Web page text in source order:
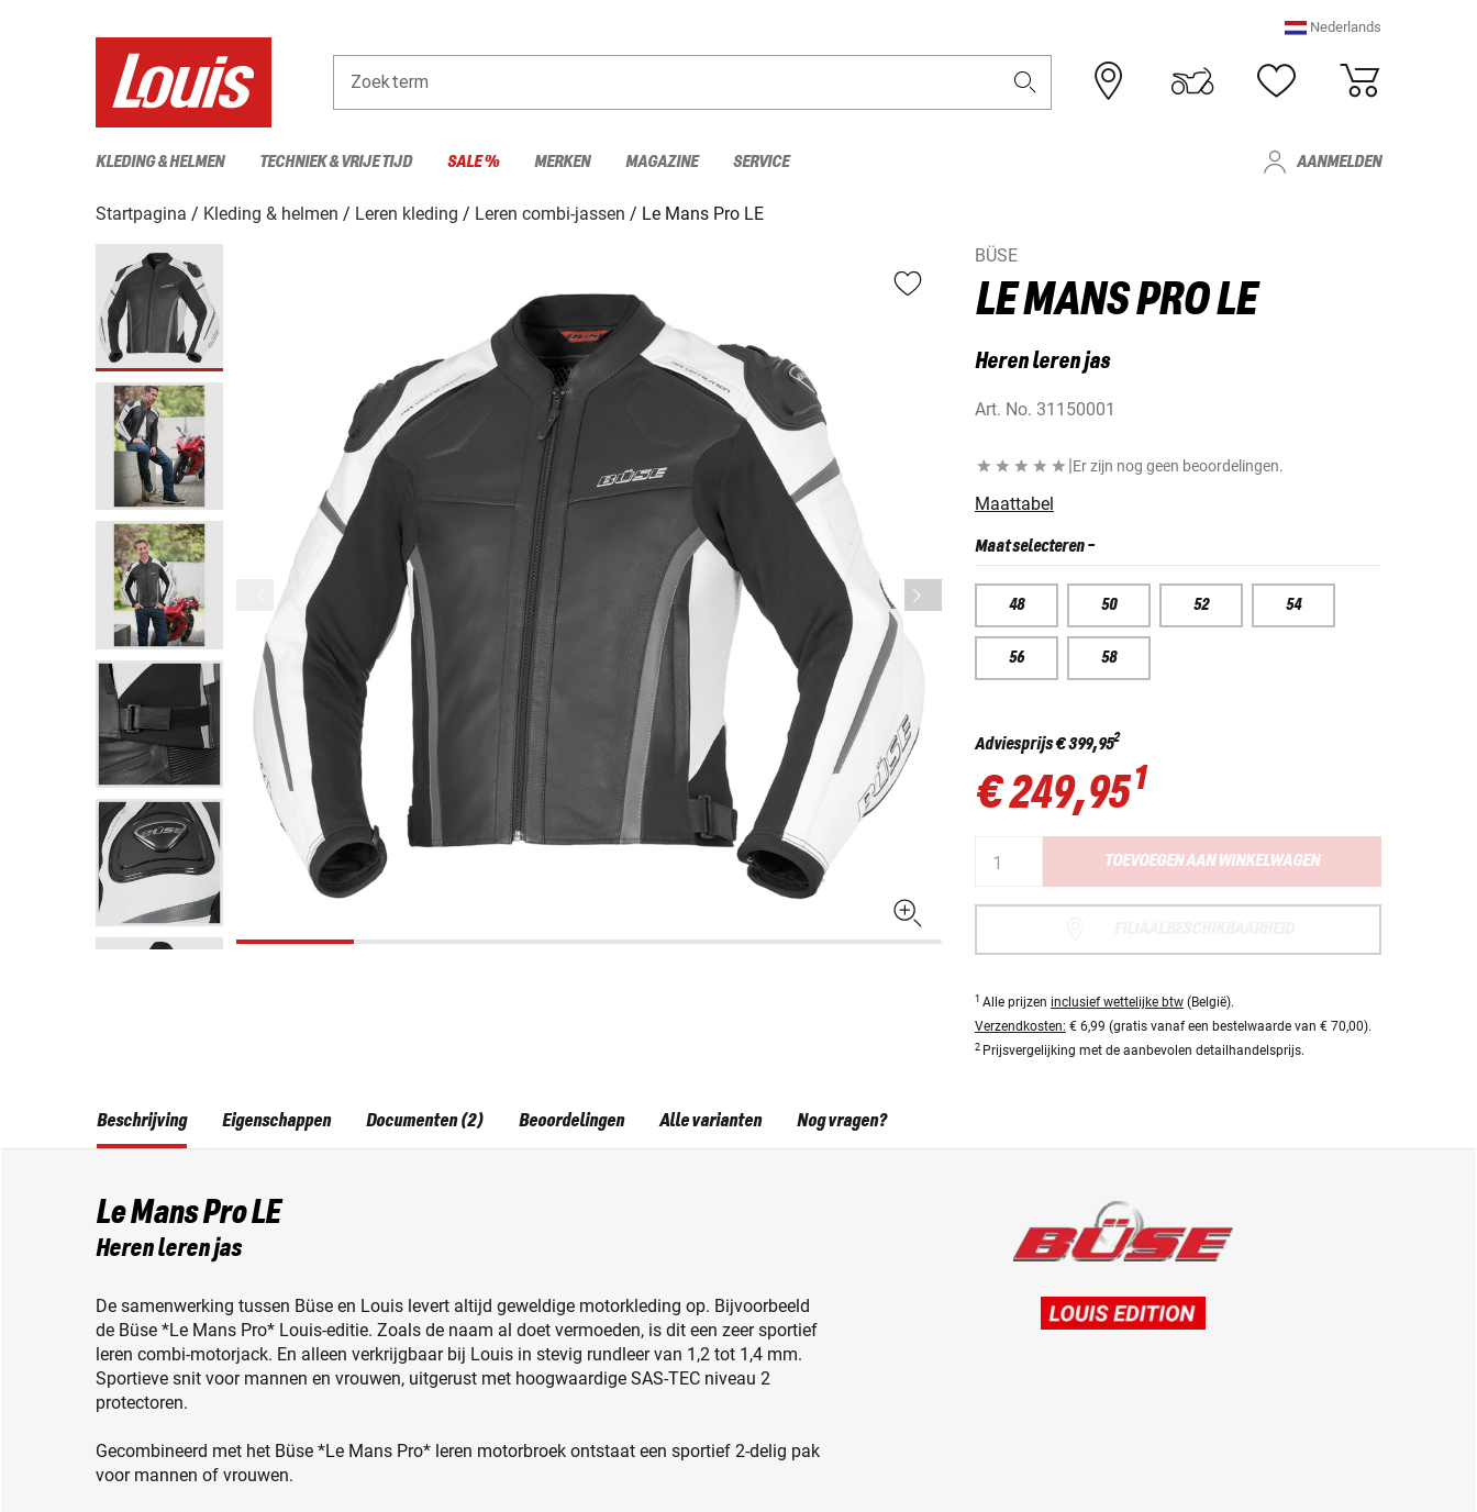
Nederlands
Zoekterm
KLEDING & HELMEN TECHNIEK & VRIJE TIJD SALE % MERKEN MAGAZINE SERVICE AANMELDEN
Startpagina Kleding & helmen Leren kleding Leren combi-jassen
Le Mans Pro LE
BÜSE
LE MANS PRO LE
Heren leren jas
Art. No. 31150001
|Er zijn nog geen beoordelingen.
Maattabel
Maat selecteren-
48 50 52 54
56 58
Adviesprijs€ 399,952
€ 249,951
TOEVOEGEN AAN WINKELWAGEN
1 Alle prijzen inclusief wettelijke btw (België).
Verzendkosten: € 6,99 (gratis vanaf een bestelwaarde van € 70,00).
2 Prijsvergelijking met de aanbevolen detailhandelsprijs.
Beschrijving
Le Mans Pro LE
Heren leren jas
De samenwerking tussen Büse en Louis levert altijd geweldige motorkleding op. Bijvoorbeeld
de Büse *Le Mans Pro* Louis-editie. Zoals de naam al doet vermoeden, is dit een zeer sportief
leren combi-motorjack. En alleen verkrijgbaar bij Louis in stevig rundleer van 1,2 tot 1,4 mm.
Sportieve snit voor mannen en vrouwen, uitgerust met hoogwaardige SAS-TEC niveau 2
protectoren.
Gecombineerd met het Büse *Le Mans Pro* leren motorbroek ontstaat een sportief 2-delig pak
voor mannen of vrouwen.
Eigenschappen Documenten (2) Beoordelingen Alle varianten Nog vragen?